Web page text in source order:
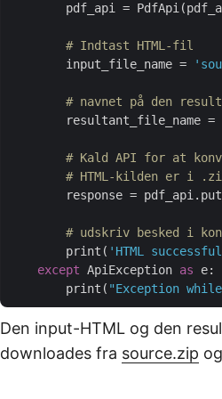
pdf_api =
# Indtast HTML-fil
        input_file_name =
# navnet på den
        resultant_file_name =
# Kald API for at
# HTML-kilden er i
response =
# udskriv besked i
        print(
'HTML
except ApiException as e:
        print(
"Exception
Den input-HTML og den
downloades fra source.zip og